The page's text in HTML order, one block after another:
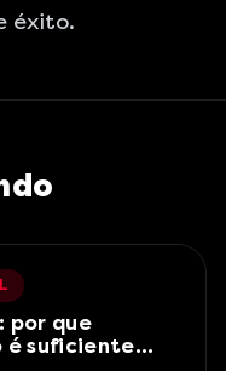
éxito.
por que
é suficiente